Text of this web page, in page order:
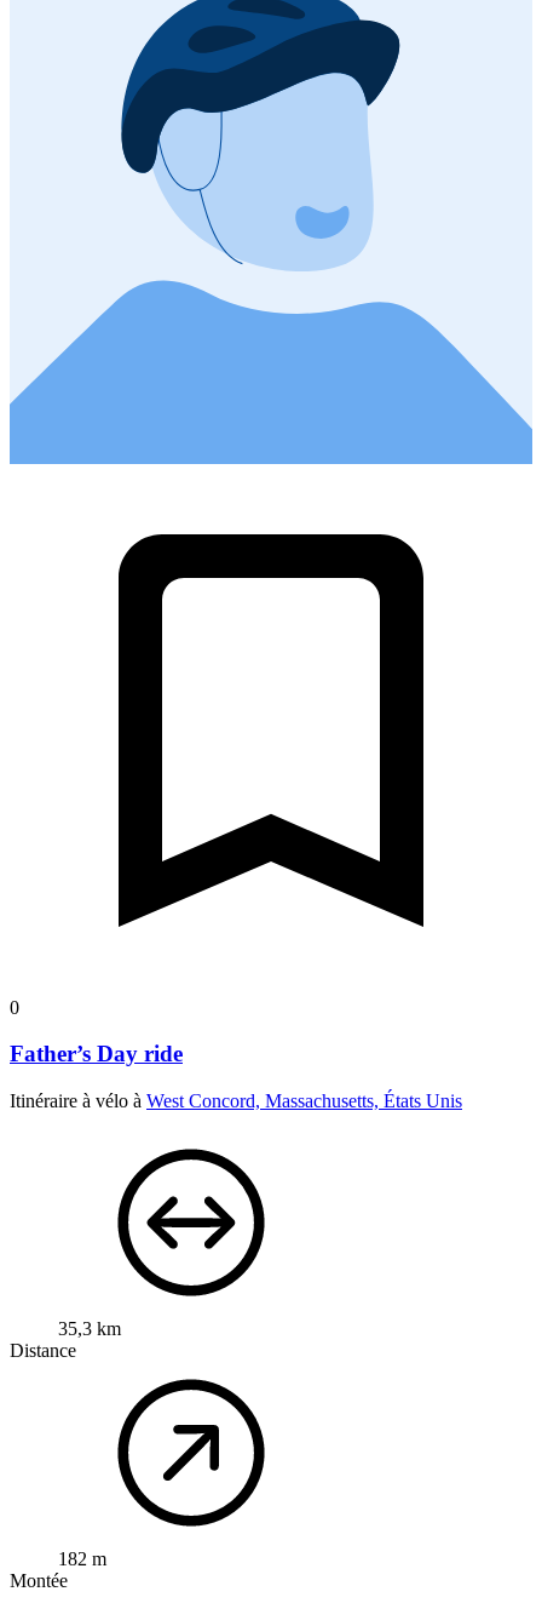
0
Father’s Day ride
Itinéraire à vélo à West Concord, Massachusetts, États Unis
35,3 km
Distance
182 m
Montée